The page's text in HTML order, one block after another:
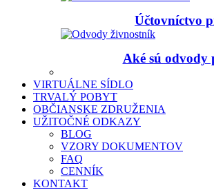
Účtovníctvo
Aké sú odvody
VIRTUÁLNE SÍDLO
TRVALÝ POBYT
OBČIANSKE ZDRUŽENIA
UŽITOČNÉ ODKAZY
BLOG
VZORY DOKUMENTOV
FAQ
CENNÍK
KONTAKT